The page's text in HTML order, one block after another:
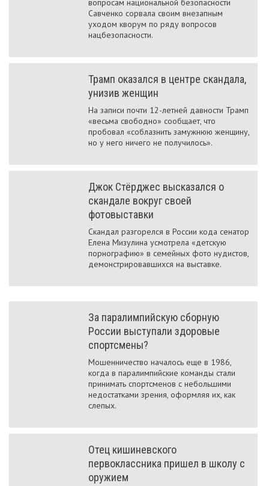
вопросам национальной безопасности
Савченко сорвала своим внезапным
уходом кворум по ряду вопросов
нацбезопасности.
Трамп оказался в центре скандала,
унизив женщин
На записи почти 12-летней давности Трамп
«весьма свободно» сообщает, что
пробовал «соблазнить замужнюю женщину,
но у него ничего не получилось».
Джок Стёрджес высказался о
скандале вокруг своей
фотовыставки
Скандал разгорелся в России кода сенатор
Елена Мизулина усмотрела «детскую
порнографию» в семейных фото нудистов,
демонстрировавшихся на выставке.
За паралимпийскую сборную
России выступали здоровые
спортсмены?
Мошенничество началось еще в 1986,
когда в паралимпийские команды стали
принимать спортсменов с небольшими
недостатками зрения, оформляя их, как
слепых.
Отец кишиневского
первоклассника пришел в школу с
оружием